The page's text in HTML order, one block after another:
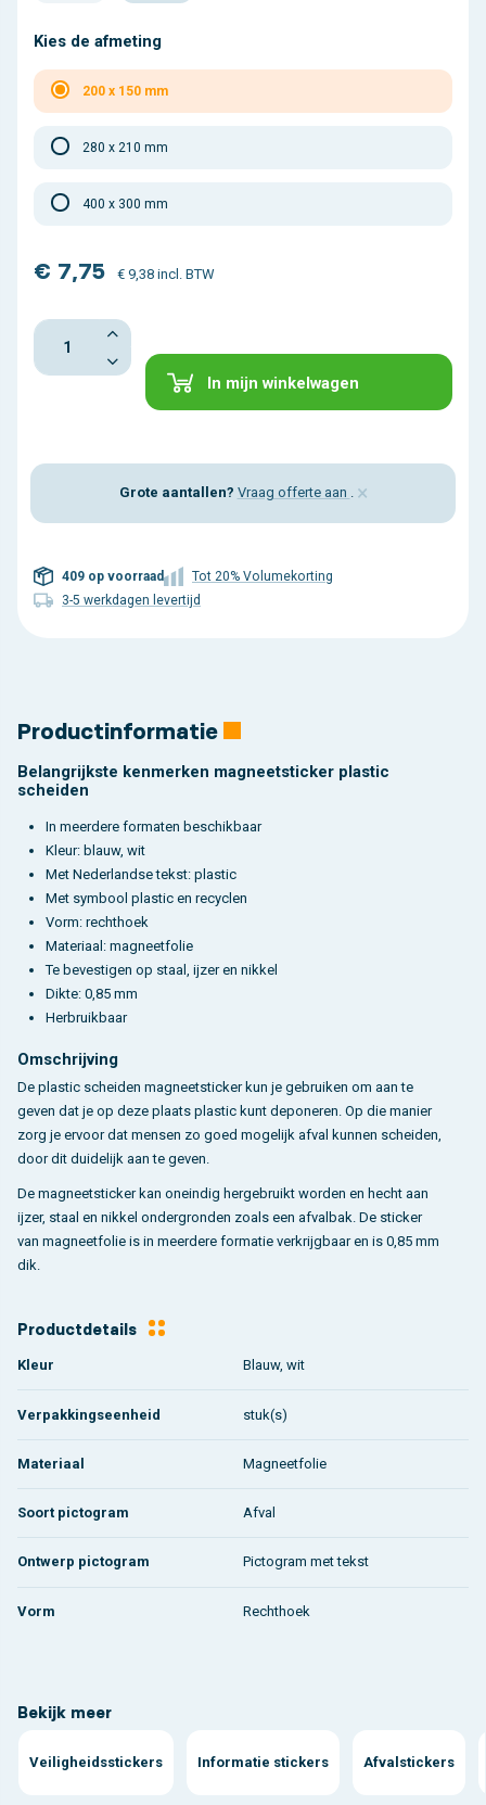
Kies de afmeting
200 x 150 mm
280 x 210 mm
400 x 300 mm
€ 7,75 € 9,38 incl. BTW
In mijn winkelwagen
Grote aantallen? Vraag offerte aan . ×
409 op voorraad
Tot 20% Volumekorting
3-5 werkdagen levertijd
Productinformatie
Belangrijkste kenmerken magneetsticker plastic
scheiden
In meerdere formaten beschikbaar
Kleur: blauw, wit
Met Nederlandse tekst: plastic
Met symbool plastic en recyclen
Vorm: rechthoek
Materiaal: magneetfolie
Te bevestigen op staal, ijzer en nikkel
Dikte: 0,85 mm
Herbruikbaar
Omschrijving
De plastic scheiden magneetsticker kun je gebruiken om aan te
geven dat je op deze plaats plastic kunt deponeren. Op die manier
zorg je ervoor dat mensen zo goed mogelijk afval kunnen scheiden,
door dit duidelijk aan te geven.
De magneetsticker kan oneindig hergebruikt worden en hecht aan
ijzer, staal en nikkel ondergronden zoals een afvalbak. De sticker
van magneetfolie is in meerdere formatie verkrijgbaar en is 0,85 mm
dik.
Productdetails
Kleur Blauw, wit
Verpakkingseenheid stuk(s)
Materiaal Magneetfolie
Soort pictogram Afval
Ontwerp pictogram Pictogram met tekst
Vorm Rechthoek
Bekijk meer
Veiligheidsstickers Informatie stickers Afvalstickers